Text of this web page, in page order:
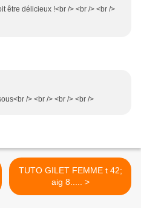
être délicieux !<br /> <br /> <br />
/> <br /> <br /> <br />
TUTO GILET FEMME t 42;
aig 8..... >